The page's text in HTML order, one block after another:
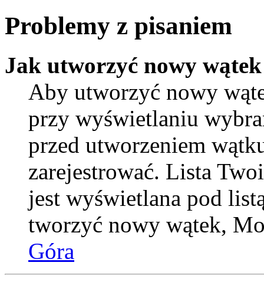
Problemy z pisaniem
Jak utworzyć nowy
Aby utworzyć nowy
przy wyświetlaniu
przed utworzeniem
zarejestrować. Lista
jest wyświetlana pod
tworzyć nowy wątek,
Góra